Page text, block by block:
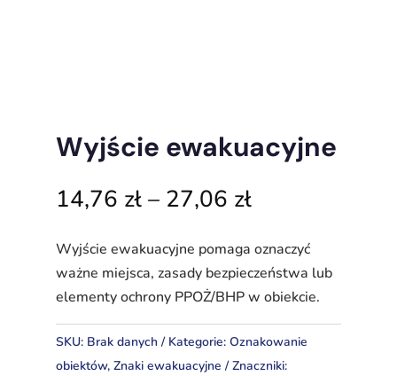
Wyjście ewakuacyjne
14,76 zł – 27,06 złZakres
od
14,76 zł
do
27,06 zł
Wyjście ewakuacyjne pomaga oznaczyć
ważne miejsca, zasady bezpieczeństwa lub
elementy ochrony PPOŻ/BHP w obiekcie.
SKU: Brak danych Kategorie: Oznakowanie
obiektów, Znaki ewakuacyjne
Znaczniki: